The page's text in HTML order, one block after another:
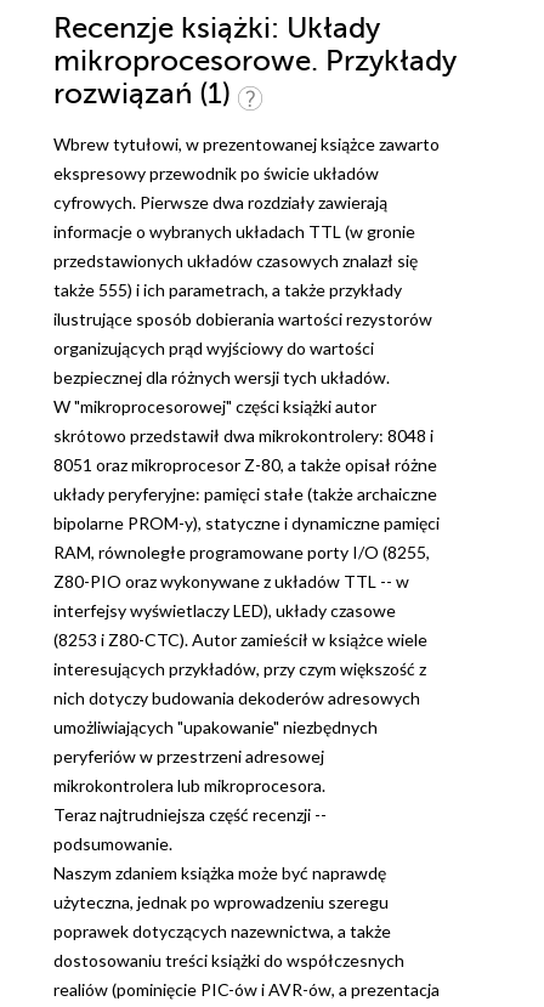
Recenzje książki: Układy
mikroprocesorowe. Przykłady
rozwiązań (1)
Wbrew tytułowi, w prezentowanej książce zawarto
ekspresowy przewodnik po świcie układów
cyfrowych. Pierwsze dwa rozdziały zawierają
informacje o wybranych układach TTL (w gronie
przedstawionych układów czasowych znalazł się
także 555) i ich parametrach, a także przykłady
ilustrujące sposób dobierania wartości rezystorów
organizujących prąd wyjściowy do wartości
bezpiecznej dla różnych wersji tych układów.
W "mikroprocesorowej" części książki autor
skrótowo przedstawił dwa mikrokontrolery: 8048 i
8051 oraz mikroprocesor Z-80, a także opisał różne
układy peryferyjne: pamięci stałe (także archaiczne
bipolarne PROM-y), statyczne i dynamiczne pamięci
RAM, równoległe programowane porty I/O (8255,
Z80-PIO oraz wykonywane z układów TTL -- w
interfejsy wyświetlaczy LED), układy czasowe
(8253 i Z80-CTC). Autor zamieścił w książce wiele
interesujących przykładów, przy czym większość z
nich dotyczy budowania dekoderów adresowych
umożliwiających "upakowanie" niezbędnych
peryferiów w przestrzeni adresowej
mikrokontrolera lub mikroprocesora.
Teraz najtrudniejsza część recenzji --
podsumowanie.
Naszym zdaniem książka może być naprawdę
użyteczna, jednak po wprowadzeniu szeregu
poprawek dotyczących nazewnictwa, a także
dostosowaniu treści książki do współczesnych
realiów (pominięcie PIC-ów i AVR-ów, a prezentacja